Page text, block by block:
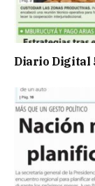
Diario Digital